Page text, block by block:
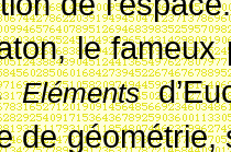
le fameux
Eléments
de